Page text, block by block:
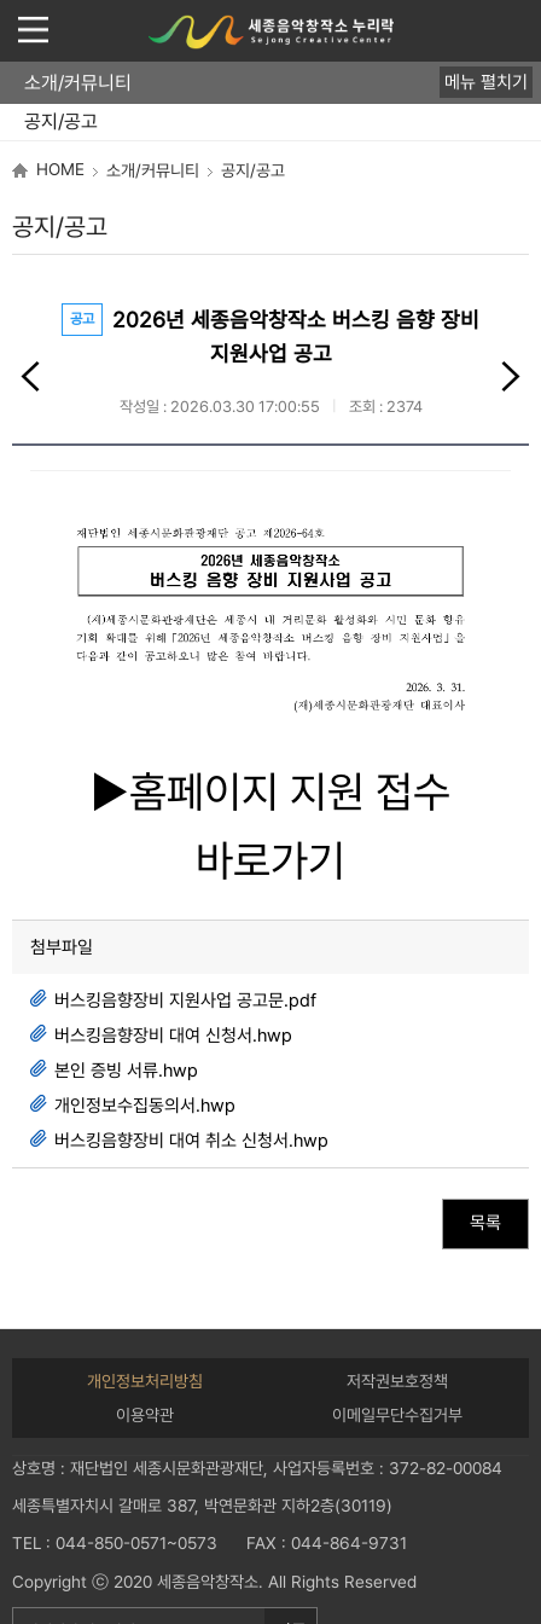
소개/커뮤니티
운영개요
직원/업무
오시는 길
공지/공고
FAQ
메뉴 펼치기
HOME 소개/커뮤니티 공지/공고
공지/공고
공고
2026년 세종음악창작소 버스킹 음향 장비
지원사업 공고
작성일 : 2026.03.30 17:00:55 조회 : 2374
►홈페이지 지원 접수
바로가기
첨부파일
버스킹음향장비 지원사업 공고문.pdf
버스킹음향장비 대여 신청서.hwp
본인 증빙 서류.hwp
개인정보수집동의서.hwp
버스킹음향장비 대여 취소 신청서.hwp
목록
개인정보처리방침
저작권보호정책
이용약관
이메일무단수집거부
상호명 : 재단법인 세종시문화관광재단, 사업자등록번호 : 372-82-00084
세종특별자치시 갈매로 387, 박연문화관 지하2층(30119)
TEL : 044-850-0571~0573 FAX : 044-864-9731
Copyright ⓒ 2020 세종음악창작소. All Rights Reserved